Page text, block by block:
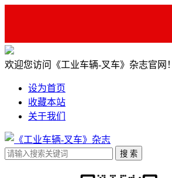
欢迎您访问《工业车辆-叉车》杂志官网！
设为首页
收藏本站
关于我们